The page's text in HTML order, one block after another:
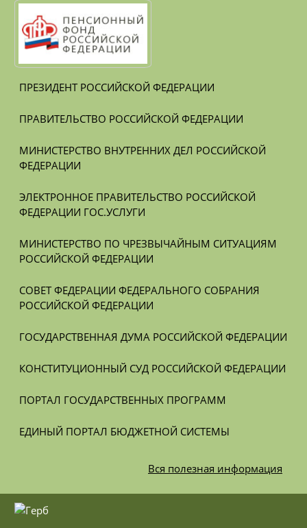
ПРЕЗИДЕНТ РОССИЙСКОЙ ФЕДЕРАЦИИ
ПРАВИТЕЛЬСТВО РОССИЙСКОЙ ФЕДЕРАЦИИ
МИНИСТЕРСТВО ВНУТРЕННИХ ДЕЛ РОССИЙСКОЙ
ФЕДЕРАЦИИ
ЭЛЕКТРОННОЕ ПРАВИТЕЛЬСТВО РОССИЙСКОЙ
ФЕДЕРАЦИИ ГОС.УСЛУГИ
МИНИСТЕРСТВО ПО ЧРЕЗВЫЧАЙНЫМ СИТУАЦИЯМ
РОССИЙСКОЙ ФЕДЕРАЦИИ
СОВЕТ ФЕДЕРАЦИИ ФЕДЕРАЛЬНОГО СОБРАНИЯ
РОССИЙСКОЙ ФЕДЕРАЦИИ
ГОСУДАРСТВЕННАЯ ДУМА РОССИЙСКОЙ ФЕДЕРАЦИИ
КОНСТИТУЦИОННЫЙ СУД РОССИЙСКОЙ ФЕДЕРАЦИИ
ПОРТАЛ ГОСУДАРСТВЕННЫХ ПРОГРАММ
ЕДИНЫЙ ПОРТАЛ БЮДЖЕТНОЙ СИСТЕМЫ
Вся полезная информация